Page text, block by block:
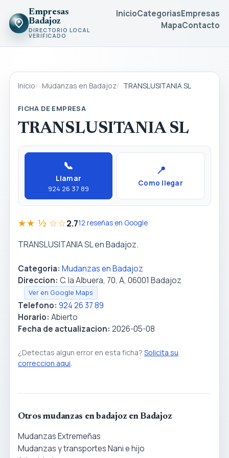
Empresas
Badajoz
DIRECTORIO LOCAL
VERIFICADO
InicioCategoriasEmpresas
MapaContacto
Inicio Mudanzas en Badajoz TRANSLUSITANIA SL
FICHA DE EMPRESA
TRANSLUSITANIA SL
📞
Llamar
924 26 37 89
📍
Como llegar
★★ ½ ☆☆2.712 reseñas en Google
TRANSLUSITANIA SL en Badajoz.
Categoria: Mudanzas en Badajoz
Direccion: C. la Albuera, 70, A, 06001 Badajoz
Ver en Google Maps
Telefono: 924 26 37 89
Horario: Abierto
Fecha de actualizacion: 2026-05-08
¿Detectas algun error en esta ficha? Solicita su
correccion aqui.
Otros mudanzas en badajoz en Badajoz
Mudanzas Extremeñas
Mudanzas y transportes Nani e hijo